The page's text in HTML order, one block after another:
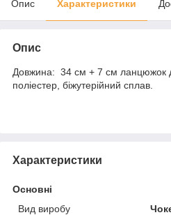
Опис Характеристики
Опис
Довжина: 34 см + 7 см ланцюжок
поліестер, біжутерійний сплав.
Характеристики
Основні
Вид виробу